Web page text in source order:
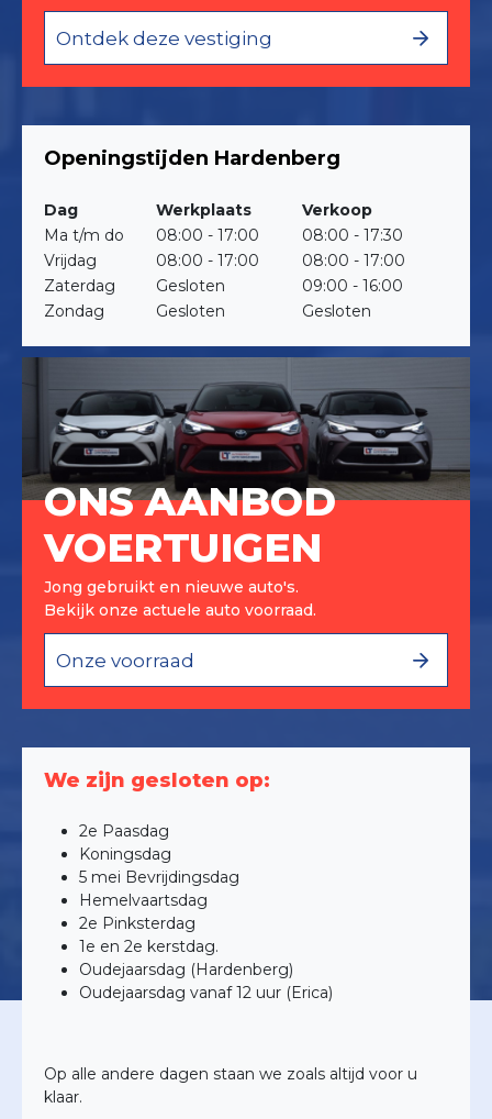
Ontdek deze vestiging
Openingstijden Hardenberg
Dag Werkplaats
Verkoop
Ma t/m do
08:00 - 17:00
08:00 - 17:30
Vrijdag
08:00 - 17:00
08:00 - 17:00
Zaterdag
Gesloten
09:00 - 16:00
Zondag
Gesloten Gesloten
ONS AANBOD
VOERTUIGEN
Jong gebruikt en nieuwe auto's.
Bekijk onze actuele auto voorraad.
Onze voorraad
We zijn gesloten op:
2e Paasdag
Koningsdag
5 mei Bevrijdingsdag
Hemelvaartsdag
2e Pinksterdag
1e en 2e kerstdag.
Oudejaarsdag (Hardenberg)
Oudejaarsdag vanaf 12 uur (Erica)
Op alle andere dagen staan we zoals altijd voor u
klaar.